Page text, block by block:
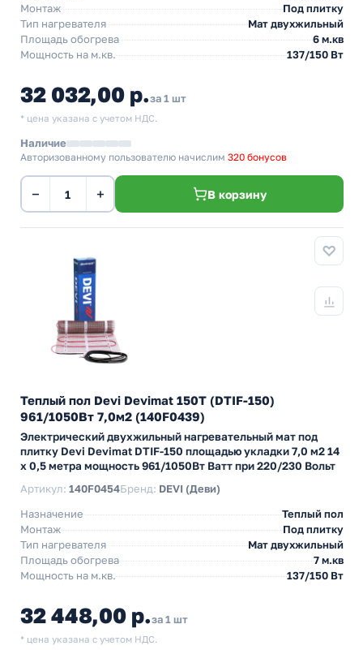
Монтаж
Под плитку
Тип нагревателя
Мат двухжильный
Площадь обогрева
6 м.кв
Мощность на м.кв.
137/150 Вт
32 032,00 р.за 1 шт
* цена указана с учетом НДС.
Наличие
Авторизованному пользователю начислим 320 бонусов
− + В корзину
Теплый пол Devi Devimat 150T (DTIF-150)
961/1050Вт 7,0м2 (140F0439)
Электрический двухжильный нагревательный мат под
плитку Devi Devimat DTIF-150 площадью укладки 7,0 м2 14
х 0,5 метра мощность 961/1050Вт Ватт при 220/230 Вольт
Артикул: 140F0454Бренд: DEVI (Деви)
Назначение
Теплый пол
Монтаж
Под плитку
Тип нагревателя
Мат двухжильный
Площадь обогрева
7 м.кв
Мощность на м.кв.
137/150 Вт
32 448,00 р.за 1 шт
* цена указана с учетом НДС.